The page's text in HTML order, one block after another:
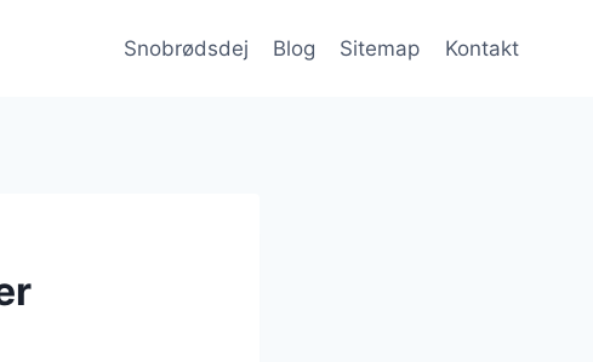
Snobrødsdej Blog Sitemap Kontakt